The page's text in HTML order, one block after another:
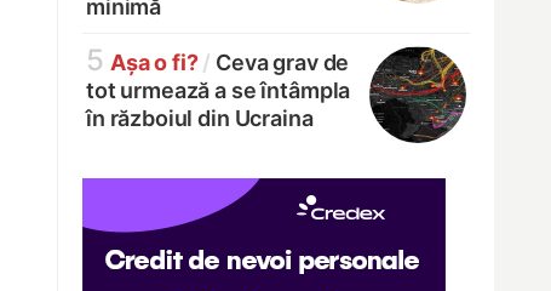
minimă
5 Așa o fi? / Ceva grav de
tot urmează a se întâmpla
în războiul din Ucraina